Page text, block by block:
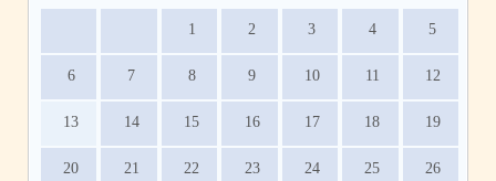
1 2 3 4 5
6 7 8 9 10 11 12
13 14 15 16 17 18 19
20 21 22 23 24 25 26